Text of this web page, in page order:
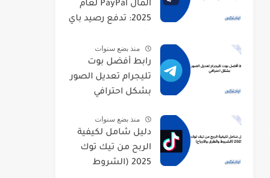
المال PayPal لعام
2025: تدفع رصيد باي
منذ بضع سنوات
رابط أفضل بوت
تليجرام تعديل الصور
بشكل احترافي
منذ بضع سنوات
دليل شامل لكيفية
الربح من تيك توك
2025 (الشروط